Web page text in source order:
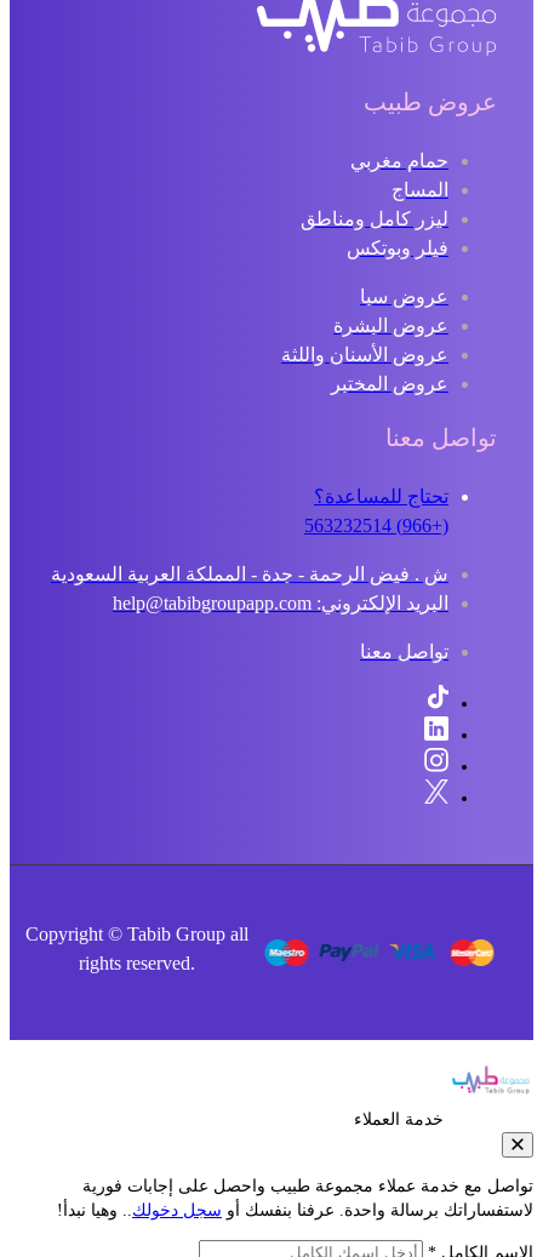
عروض طبيب
حمام مغربي
المساج
ليزر كامل ومناطق
فيلر وبوتكس
عروض سبا
عروض البشرة
عروض الأسنان واللثة
عروض المختبر
تواصل معنا
تحتاج للمساعدة؟
ش . فيض الرحمة - جدة - المملكة العربية السعودية
البريد الإلكتروني: help@tabibgroupapp.com
تواصل معنا
Copyright © Tabib Group all
rights reserved.
خدمة العملاء
مع خدمة عملاء مجموعة طبيب واحصل على إجابات فورية
برسالة واحدة. عرفنا بنفسك أوسجل دخولك.. وهيا نبدأ!
الكامل *